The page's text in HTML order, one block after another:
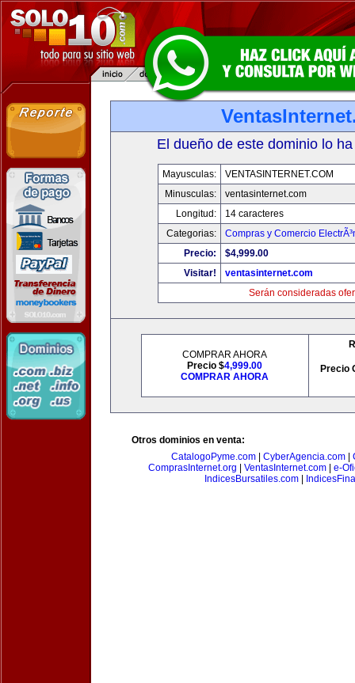
El dueño de este dominio lo
Mayusculas:
VENTASINTERNET.COM
Minusculas:
ventasinternet.com
Longitud:
14 caracteres
Categorias:
Compras y Comercio
Precio:
$4,999.00
Visitar!
ventasinternet.com
Serán consideradas
COMPRAR AHORA
Precio $4,999.00
COMPRAR AHORA
Precio
Otros dominios en venta:
CatalogoPyme.com
CyberAgencia.com
ComprasInternet.org
VentasInternet.com| e-
IndicesBursatiles.com|